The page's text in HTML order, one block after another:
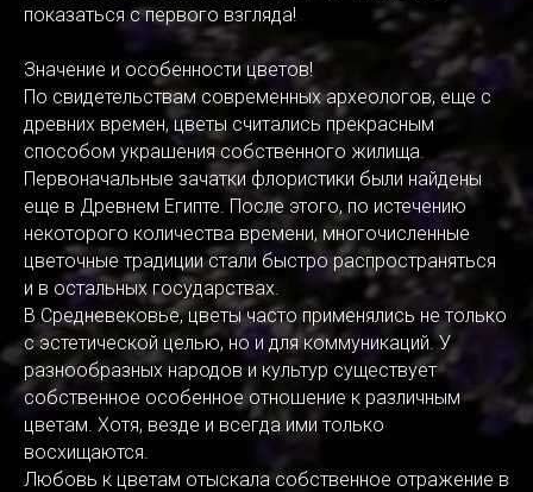
показаться с первого взгляда!
Значение и особенности цветов!
По свидетельствам современных археологов, еще с
древних времен, цветы считались прекрасным
способом украшения собственного жилища.
Первоначальные зачатки флористики были найдены
еще в Древнем Египте. После этого, по истечению
некоторого количества времени, многочисленные
цветочные традиции стали быстро распространяться
и в остальных государствах.
В Средневековье, цветы часто применялись не только
с эстетической целью, но и для коммуникаций. У
разнообразных народов и культур существует
собственное особенное отношение к различным
цветам. Хотя, везде и всегда ими только
восхищаются.
Любовь к цветам отыскала собственное отражение в